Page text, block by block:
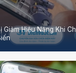
Hiệu Năng Khi